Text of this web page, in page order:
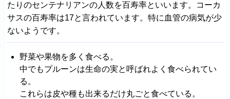
たりのセンテナリアンの人数を百寿率といいます。コーカ
サスの百寿率は17と言われています。特に血管の病気が少
ないようです。
野菜や果物を多く食べる。
中でもプルーンは生命の実と呼ばれよく食べられてい
る。
これらは皮や種も出来るだけ丸ごと食べている。